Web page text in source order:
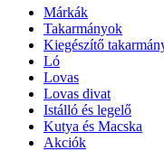
Márkák
Takarmányok
Kiegészítő
Ló
Lovas
Lovas divat
Istálló és legelő
Kutya és Macska
Akciók